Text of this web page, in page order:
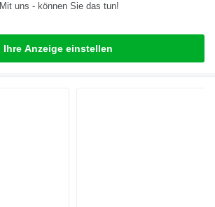
Mit uns - können Sie das tun!
Ihre Anzeige einstellen